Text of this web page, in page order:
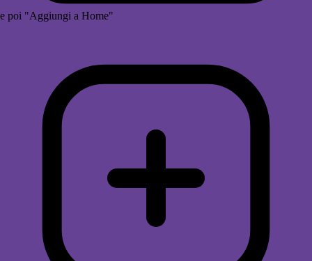
e poi "Aggiungi a Home"